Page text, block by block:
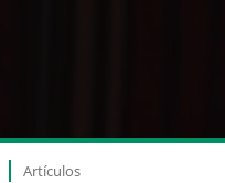
Artículos